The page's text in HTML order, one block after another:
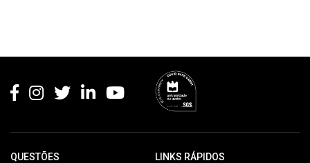
QUESTÕES LINKS RÁPIDOS